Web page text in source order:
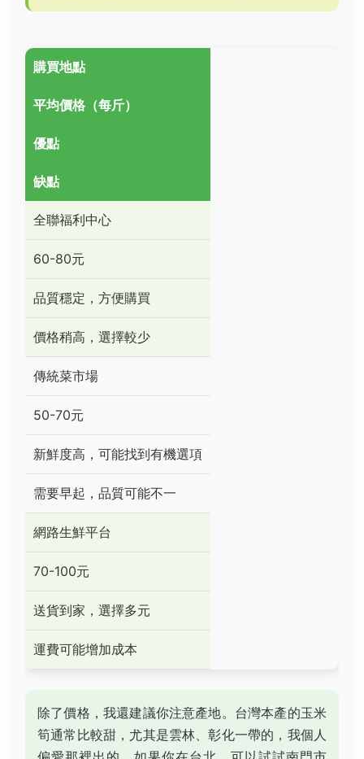
購買地點
平均價格（每斤）
優點
缺點
全聯福利中心
60-80元
品質穩定，方便購買
價格稍高，選擇較少
傳統菜市場
50-70元
新鮮度高，可能找到有機選項
需要早起，品質可能不一
網路生鮮平台
70-100元
送貨到家，選擇多元
運費可能增加成本
除了價格，我還建議你注意產地。台灣本產的玉米
筍通常比較甜，尤其是雲林、彰化一帶的，我個人